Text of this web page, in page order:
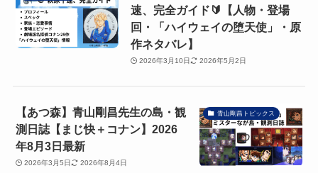
速、完全ガイド🔰【人物・登場
回・「ハイウェイの堕天使」・原
作ネタバレ】
2026年3月10日 2026年5月2日
青山剛昌トピックス
【あつ森】青山剛昌先生の島・観
測日誌【まじ快＋コナン】2026
年8月3日最新
2026年3月5日 2026年8月4日